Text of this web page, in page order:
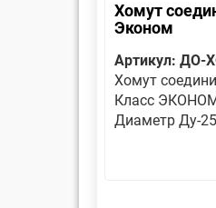
Хомут
Эконом
Артикул: ДО-
Хомут
Класс
Диаметр Ду-